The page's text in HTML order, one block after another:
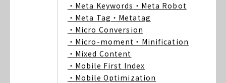
・Meta Keywords ・Meta Robot
・Meta Tag ・Metatag
・Micro Conversion
・Micro-moment ・Minification
・Mixed Content
・Mobile First Index
・Mobile Optimization